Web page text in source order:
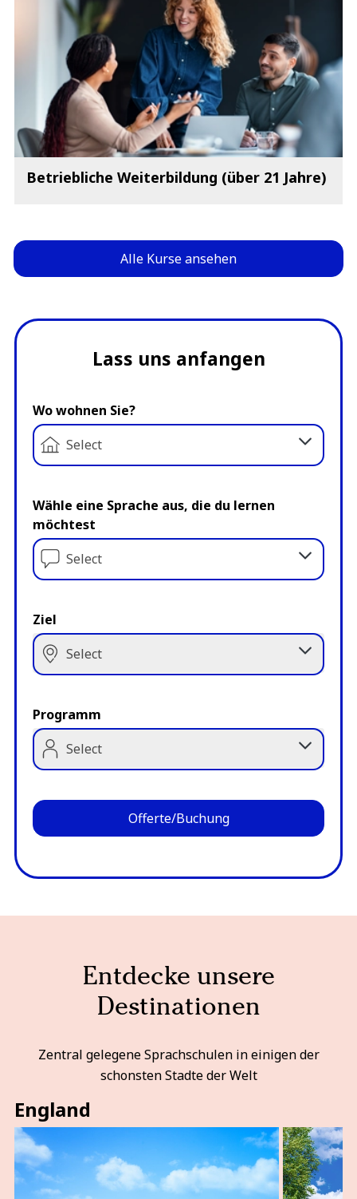
Betriebliche Weiterbildung (über 21 Jahre)
Alle Kurse ansehen
Lass uns anfangen
Wo wohnen Sie?
Select
Wähle eine Sprache aus, die du lernen
möchtest
Select
Ziel
Select
Programm
Select
Offerte/Buchung
Entdecke unsere
Destinationen
Zentral gelegene Sprachschulen in einigen der
schonsten Stadte der Welt
England